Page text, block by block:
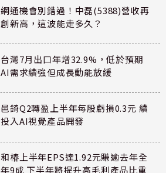
網通機會別錯過！中磊(5388)營收再
創新高，這波能走多久？
台灣7月出口年增32.9%，低於預期
AI需求續強但成長動能放緩
邑錡Q2轉盈上半年每股虧損0.3元 續
投入AI視覺產品開發
和椿上半年EPS達1.92元賺逾去年全
年9成 下半年將提升高毛利產品比重